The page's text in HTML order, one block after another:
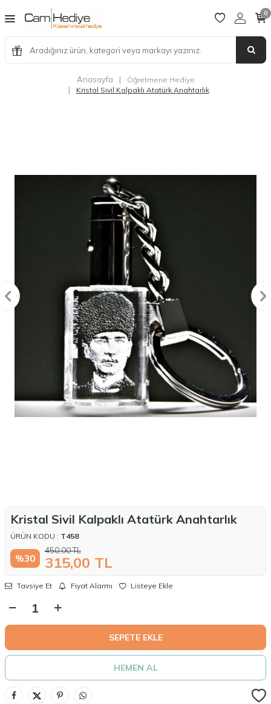
0
Anasayfa | Öğretmene Hediye
| Kristal Sivil Kalpaklı Atatürk Anahtarlık
Kristal Sivil Kalpaklı Atatürk Anahtarlık
ÜRÜN KODU : T458
%30
450,00TL
315,00 TL
Tavsiye Et Fiyat Alarmı Listeye Ekle
SEPETE EKLE
HEMEN AL